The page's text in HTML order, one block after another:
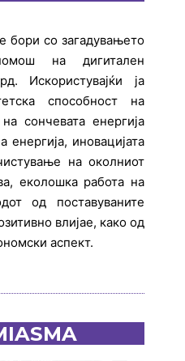
бори со загадувањето
на дигитален
Искористувајќи ја
способност на
сончевата енергија
енергија, иновацијата
на околниот
еколошка работа на
од поставуваните
влијае, како од
аспект.